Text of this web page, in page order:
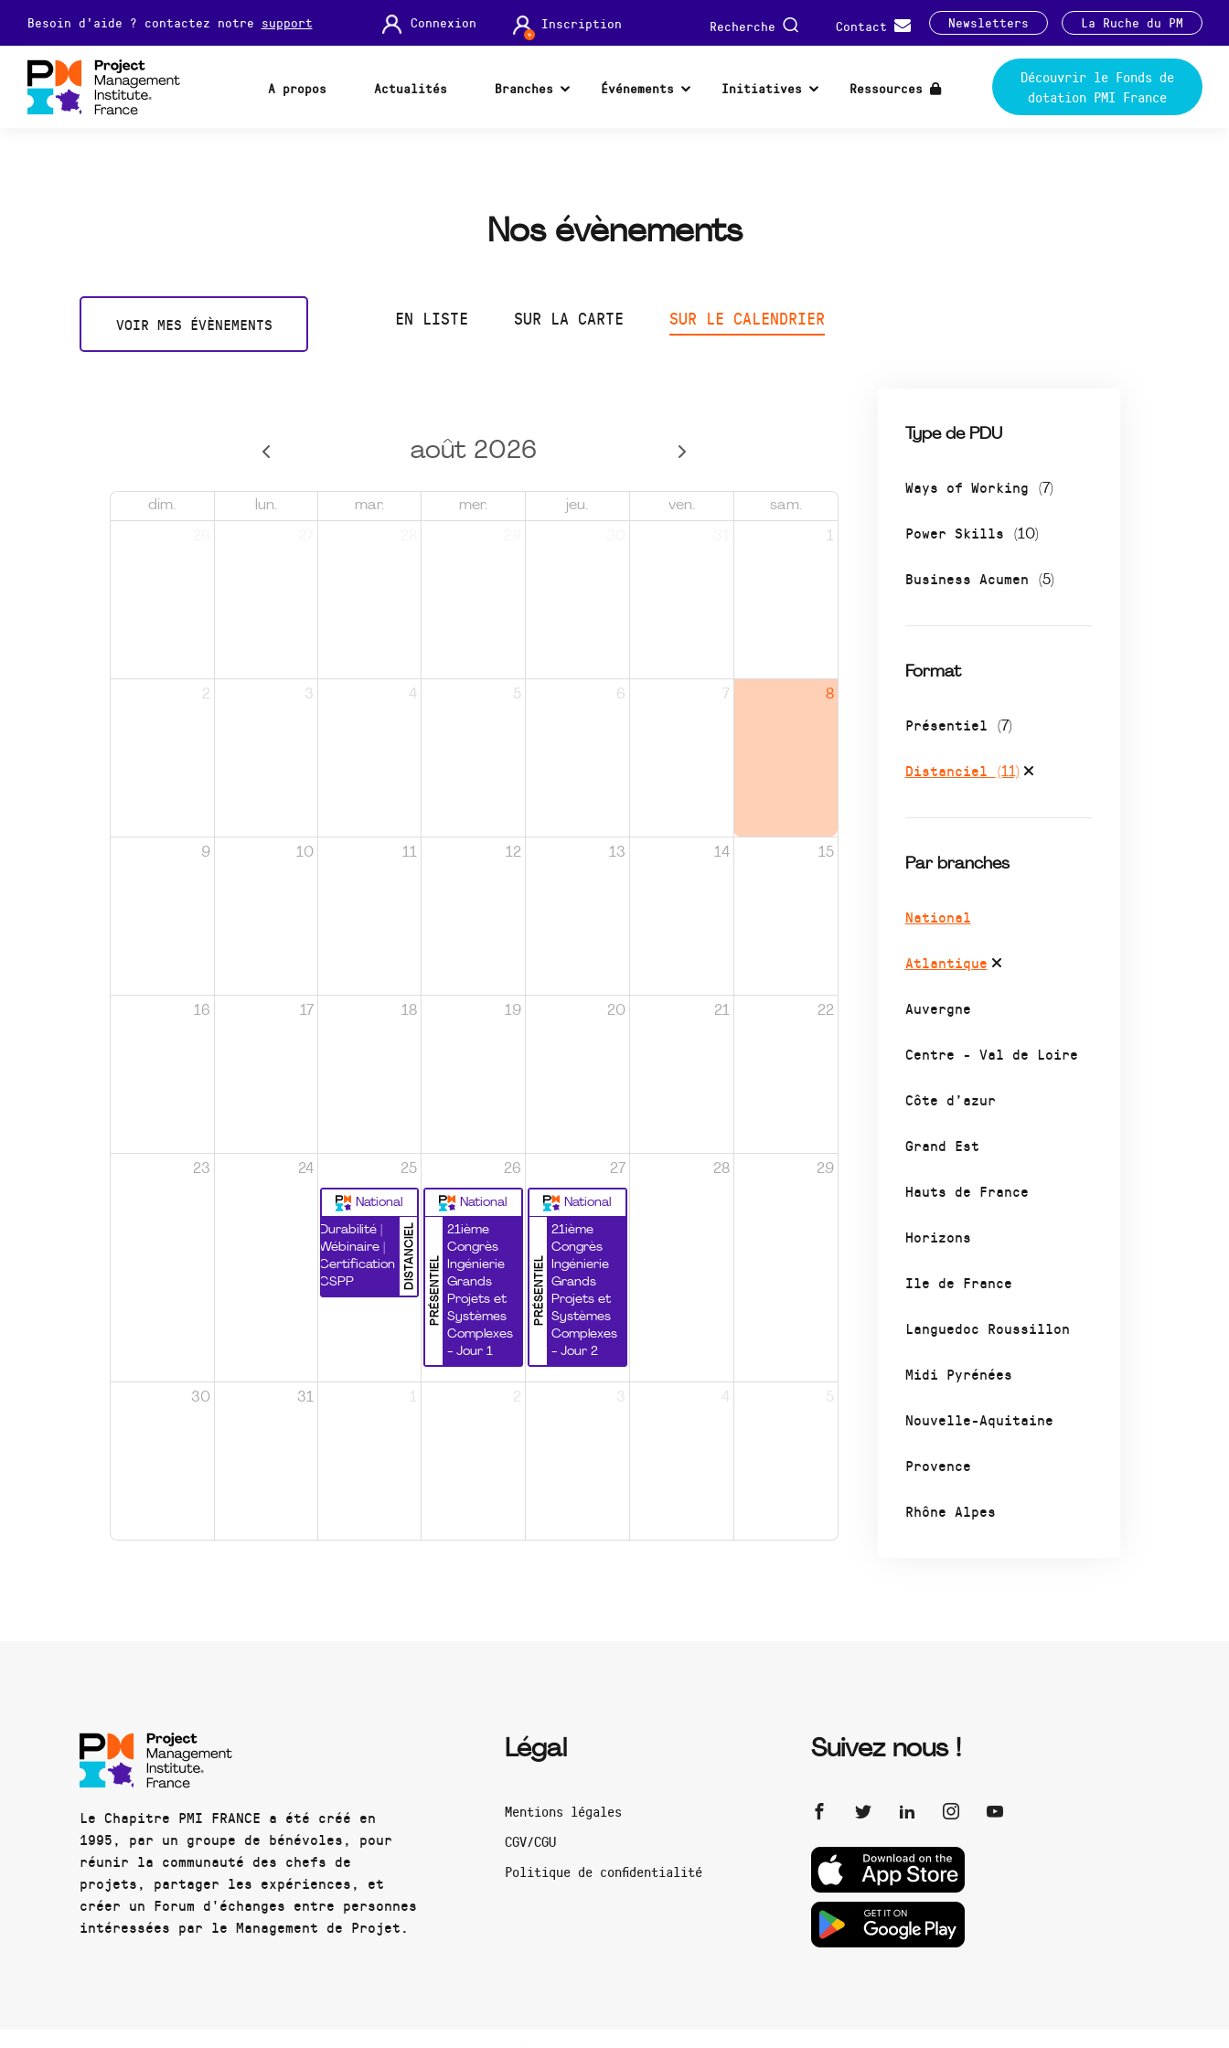
Besoin d'aide ? contactez notre support Connexion Inscription Recherche Contact Newsletters La Ruche du PM
A propos Actualités Branches Événements Initiatives Ressources
Découvrir le Fonds de
dotation PMI France
Nos évènements
VOIR MES ÉVÈNEMENTS EN LISTE SUR LA CARTE SUR LE CALENDRIER
Type de PDU
Ways of Working (7)
Power Skills (10)
Business Acumen (5)
Format
Présentiel (7)
Distanciel (11)
Par branches
National
Atlantique
Auvergne
Centre - Val de Loire
Côte d’azur
Grand Est
Hauts de France
Horizons
Ile de France
Languedoc Roussillon
Midi Pyrénées
Nouvelle-Aquitaine
Provence
Rhône Alpes
août 2026
dim. lun. mar. mer. jeu. ven. sam.
1
2 3 4 5 6 7 8
9 10 11 12 13 14 15
16 17 18 19 20 21 22
23 24 25
National
DISTANCIEL
Durabilité |
Wébinaire |
Certification
CSPP
26
National
PRÉSENTIEL
21ième
Congrès
Ingénierie
Grands
Projets et
Systèmes
Complexes
- Jour 1
27
National
PRÉSENTIEL
21ième
Congrès
Ingénierie
Grands
Projets et
Systèmes
Complexes
- Jour 2
28 29
30 31 1 2 3 4 5
Le Chapitre PMI FRANCE a été créé en
1995, par un groupe de bénévoles, pour
réunir la communauté des chefs de
projets, partager les expériences, et
créer un Forum d'échanges entre personnes
intéressées par le Management de Projet.
Légal
Mentions légales
CGV/CGU
Politique de confidentialité
Suivez nous !